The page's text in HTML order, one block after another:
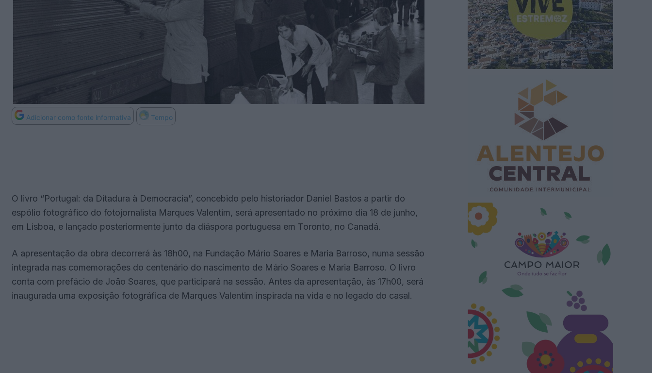
Adicionar como fonte informativa Tempo
O livro “Portugal: da Ditadura à Democracia”, concebido pelo historiador Daniel Bastos a partir do
espólio fotográfico do fotojornalista Marques Valentim, será apresentado no próximo dia 18 de junho,
em Lisboa, e lançado posteriormente junto da diáspora portuguesa em Toronto, no Canadá.
A apresentação da obra decorrerá às 18h00, na Fundação Mário Soares e Maria Barroso, numa sessão
integrada nas comemorações do centenário do nascimento de Mário Soares e Maria Barroso. O livro
conta com prefácio de João Soares, que participará na sessão. Antes da apresentação, às 17h00, será
inaugurada uma exposição fotográfica de Marques Valentim inspirada na vida e no legado do casal.